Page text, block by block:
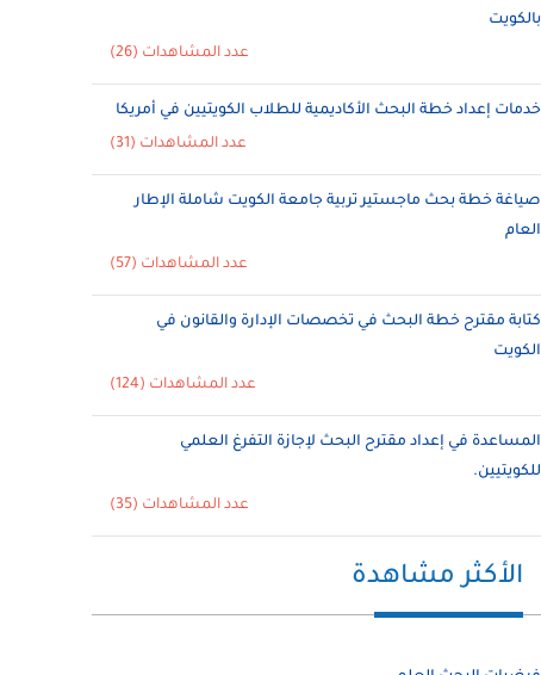
بالكويت
عدد المشاهدات (26)
خدمات إعداد خطة البحث الأكاديمية للطلاب الكويتيين في أمريكا
عدد المشاهدات (31)
صياغة خطة بحث ماجستير تربية جامعة الكويت شاملة الإطار
العام
عدد المشاهدات (57)
كتابة مقترح خطة البحث في تخصصات الإدارة والقانون في
الكويت
عدد المشاهدات (124)
المساعدة في إعداد مقترح البحث لإجازة التفرغ العلمي
للكويتيين.
عدد المشاهدات (35)
الأكثر مشاهدة